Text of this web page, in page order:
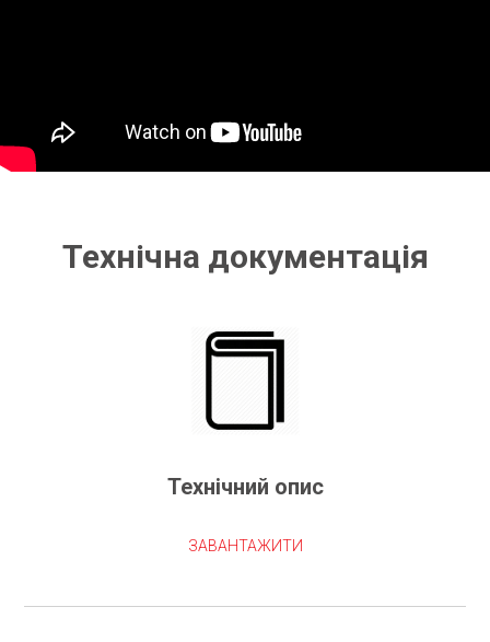
Технічна документація
Технічний опис
ЗАВАНТАЖИТИ